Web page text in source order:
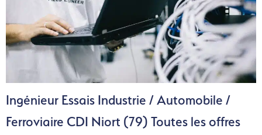
Ingénieur Essais Industrie / Automobile /
Ferroviaire CDI Niort (79) Toutes les offres